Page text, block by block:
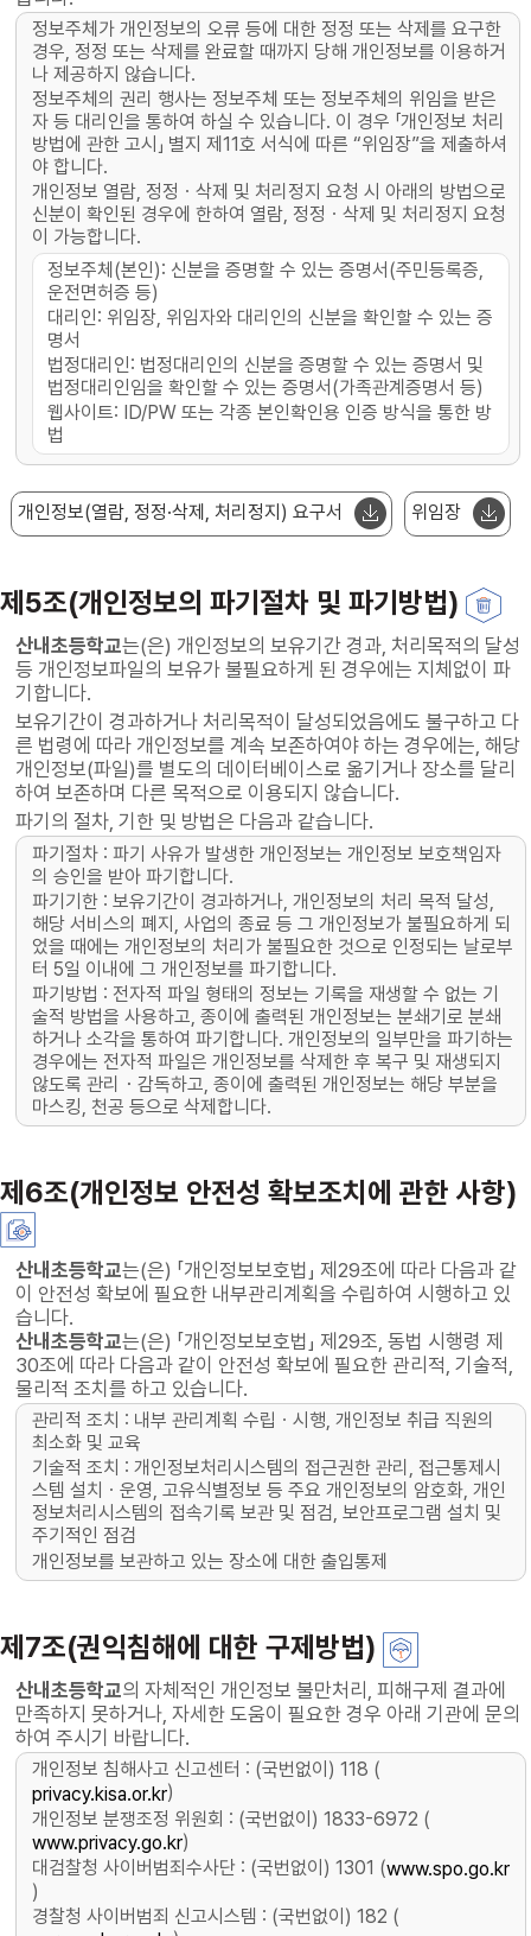
정보주체가 개인정보의 오류 등에 대한 정정 또는 삭제를 요구한
경우, 정정 또는 삭제를 완료할 때까지 당해 개인정보를 이용하거
나 제공하지 않습니다.
정보주체의 권리 행사는 정보주체 또는 정보주체의 위임을 받은
자 등 대리인을 통하여 하실 수 있습니다. 이 경우 「개인정보 처리
방법에 관한 고시」 별지 제11호 서식에 따른 “위임장”을 제출하셔
야 합니다.
개인정보 열람, 정정ㆍ삭제 및 처리정지 요청 시 아래의 방법으로
신분이 확인된 경우에 한하여 열람, 정정ㆍ삭제 및 처리정지 요청
이 가능합니다.
정보주체(본인): 신분을 증명할 수 있는 증명서(주민등록증,
운전면허증 등)
대리인: 위임장, 위임자와 대리인의 신분을 확인할 수 있는 증
명서
법정대리인: 법정대리인의 신분을 증명할 수 있는 증명서 및
법정대리인임을 확인할 수 있는 증명서(가족관계증명서 등)
웹사이트: ID/PW 또는 각종 본인확인용 인증 방식을 통한 방
법
개인정보(열람, 정정·삭제, 처리정지) 요구서 위임장
제5조(개인정보의 파기절차 및 파기방법)
산내초등학교는(은) 개인정보의 보유기간 경과, 처리목적의 달성
등 개인정보파일의 보유가 불필요하게 된 경우에는 지체없이 파
기합니다.
보유기간이 경과하거나 처리목적이 달성되었음에도 불구하고 다
른 법령에 따라 개인정보를 계속 보존하여야 하는 경우에는, 해당
개인정보(파일)를 별도의 데이터베이스로 옮기거나 장소를 달리
하여 보존하며 다른 목적으로 이용되지 않습니다.
파기의 절차, 기한 및 방법은 다음과 같습니다.
파기절차 : 파기 사유가 발생한 개인정보는 개인정보 보호책임자
의 승인을 받아 파기합니다.
파기기한 : 보유기간이 경과하거나, 개인정보의 처리 목적 달성,
해당 서비스의 폐지, 사업의 종료 등 그 개인정보가 불필요하게 되
었을 때에는 개인정보의 처리가 불필요한 것으로 인정되는 날로부
터 5일 이내에 그 개인정보를 파기합니다.
파기방법 : 전자적 파일 형태의 정보는 기록을 재생할 수 없는 기
술적 방법을 사용하고, 종이에 출력된 개인정보는 분쇄기로 분쇄
하거나 소각을 통하여 파기합니다. 개인정보의 일부만을 파기하는
경우에는 전자적 파일은 개인정보를 삭제한 후 복구 및 재생되지
않도록 관리・감독하고, 종이에 출력된 개인정보는 해당 부분을
마스킹, 천공 등으로 삭제합니다.
제6조(개인정보 안전성 확보조치에 관한 사항)
산내초등학교는(은) 「개인정보보호법」 제29조에 따라 다음과 같
이 안전성 확보에 필요한 내부관리계획을 수립하여 시행하고 있
습니다.
산내초등학교는(은) 「개인정보보호법」 제29조, 동법 시행령 제
30조에 따라 다음과 같이 안전성 확보에 필요한 관리적, 기술적,
물리적 조치를 하고 있습니다.
관리적 조치 : 내부 관리계획 수립ㆍ시행, 개인정보 취급 직원의
최소화 및 교육
기술적 조치 : 개인정보처리시스템의 접근권한 관리, 접근통제시
스템 설치ㆍ운영, 고유식별정보 등 주요 개인정보의 암호화, 개인
정보처리시스템의 접속기록 보관 및 점검, 보안프로그램 설치 및
주기적인 점검
개인정보를 보관하고 있는 장소에 대한 출입통제
제7조(권익침해에 대한 구제방법)
산내초등학교의 자체적인 개인정보 불만처리, 피해구제 결과에
만족하지 못하거나, 자세한 도움이 필요한 경우 아래 기관에 문의
하여 주시기 바랍니다.
개인정보 침해사고 신고센터 : (국번없이) 118 (
privacy.kisa.or.kr)
개인정보 분쟁조정 위원회 : (국번없이) 1833-6972 (
www.privacy.go.kr)
대검찰청 사이버범죄수사단 : (국번없이) 1301 (www.spo.go.kr
)
경찰청 사이버범죄 신고시스템 : (국번없이) 182 (